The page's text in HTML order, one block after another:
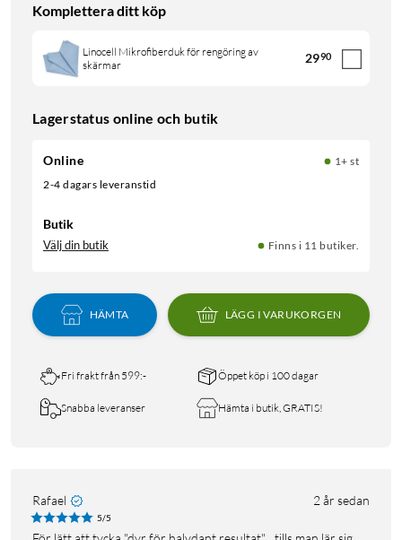
Komplettera ditt köp
Linocell Mikrofiberduk för rengöring av
skärmar
2990
Lagerstatus online och butik
Online
1+ st
2-4 dagars leveranstid
Butik
Välj din butik Finns i 11 butiker.
HÄMTA LÄGG I VARUKORGEN
Fri frakt från 599:- Öppet köp i 100 dagar
Snabba leveranser Hämta i butik, GRATIS!
Rafael 2 år sedan
5/5